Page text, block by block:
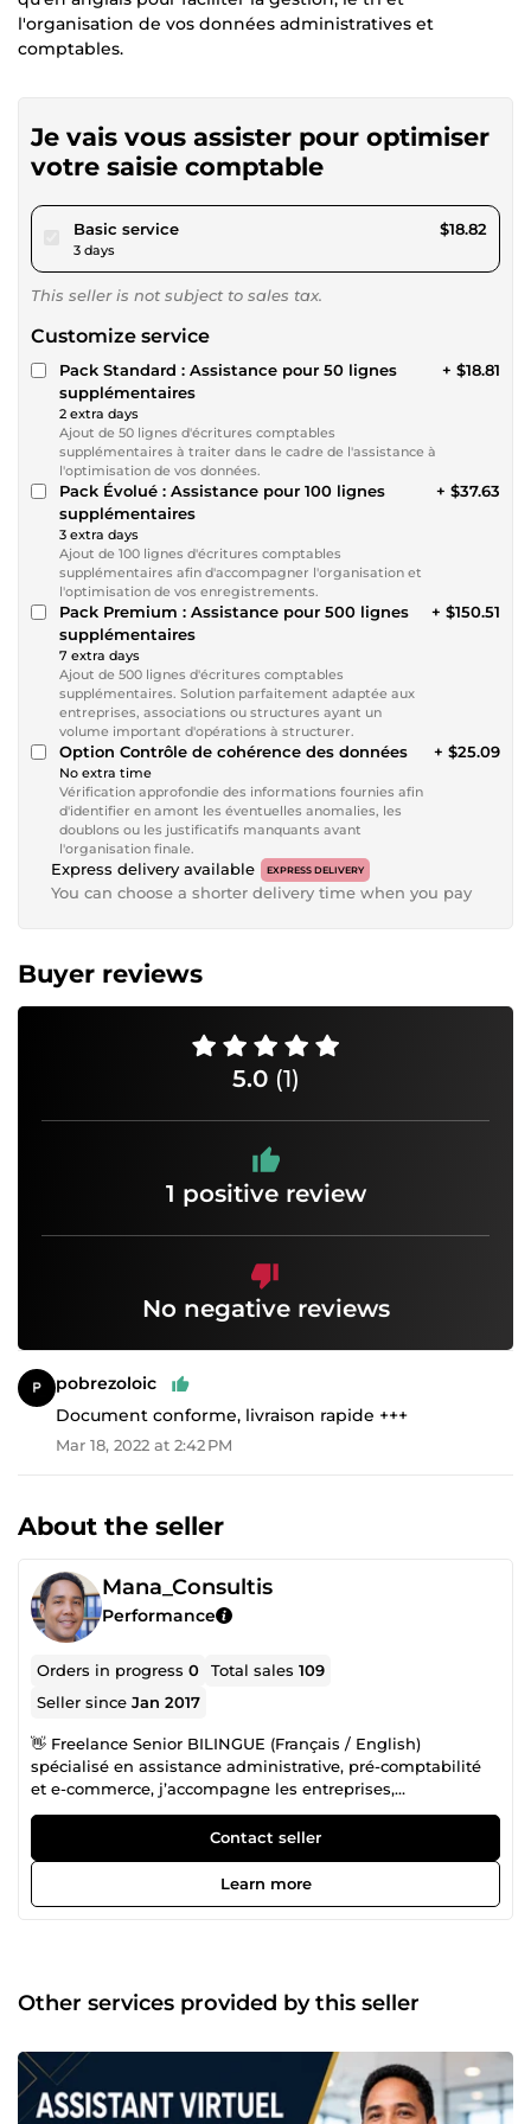
l'organisation de vos données administratives et
comptables.
Je vais vous assister pour optimiser
votre saisie comptable
Basic servicepour $17.34
3 days
$18.82
This seller is not subject to sales tax.
Customize service
Pack Standard : Assistance pour 50 lignes
supplémentaires
2 extra days
Ajout de 50 lignes d'écritures comptables
supplémentaires à traiter dans le cadre de l'assistance à
l'optimisation de vos données.
+ $18.81
Pack Évolué : Assistance pour 100 lignes
supplémentaires
3 extra days
Ajout de 100 lignes d'écritures comptables
supplémentaires afin d'accompagner l'organisation et
l'optimisation de vos enregistrements.
+ $37.63
Pack Premium : Assistance pour 500 lignes
supplémentaires
7 extra days
Ajout de 500 lignes d'écritures comptables
supplémentaires. Solution parfaitement adaptée aux
entreprises, associations ou structures ayant un
volume important d'opérations à structurer.
+ $150.51
Option Contrôle de cohérence des données
No extra time
Vérification approfondie des informations fournies afin
d'identifier en amont les éventuelles anomalies, les
doublons ou les justificatifs manquants avant
l'organisation finale.
+ $25.09
Express delivery available EXPRESS DELIVERY
You can choose a shorter delivery time when you pay
Buyer reviews
5.0 (1)
1 positive review
No negative reviews
pobrezoloic
Document conforme, livraison rapide +++
Mar 18, 2022 at 2:42 PM
About the seller
Mana_Consultis
Performance
Orders in progress0 Total sales109
Seller sinceJan 2017
👋 Freelance Senior BILINGUE (Français / English)
spécialisé en assistance administrative, pré-comptabilité
et e-commerce, j’accompagne les entreprises,
entrepreneurs et e-commerçants dans le pilotage
quotidien de leurs opérations internationales. 🚀 Avec plus
de 20 ans d’expérience administrative et financière, ainsi
que 9 ans de présence en tant que prestataire de
confiance sur cette plateforme (90+ avis 100% positifs),
Canada, USA, UK), je propose un accompagnement
professionnel, sans aucune barrière linguistique, et orienté
comptabilité bilingue 📝 Saisie administrative, traitement
et tri de vos pièces justificatives et factures (en français et
en anglais) 🔍 Pointage de gestion, suivi de trésorerie et
Contact seller
Learn more
Other services provided by this seller